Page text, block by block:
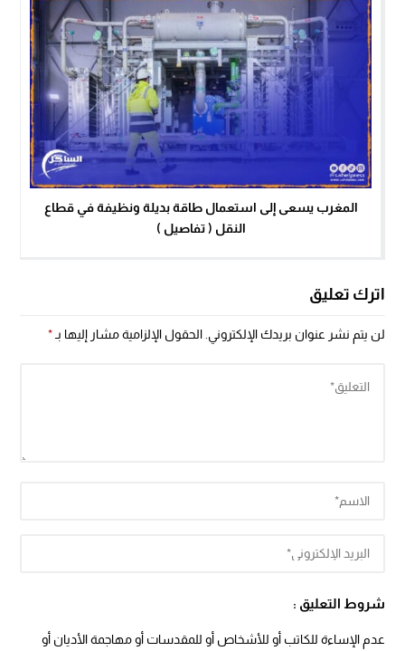
المغرب يسعى إلى استعمال طاقة بديلة ونظيفة في قطاع
النقل ( تفاصيل )
اترك تعليق
لن يتم نشر عنوان بريدك الإلكتروني. الحقول الإلزامية مشار إليها بـ*
شروط التعليق :
عدم الإساءة للكاتب أو للأشخاص أو للمقدسات أو مهاجمة الأديان أو